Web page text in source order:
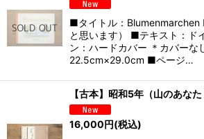
■タイトル：
と思います） ■テキスト：ド
ン：ハードカバー ＊カバーな
22.5cm×29.0cm ■ページ…
【古本】昭和5年（山のあなた
16,000円(税込)